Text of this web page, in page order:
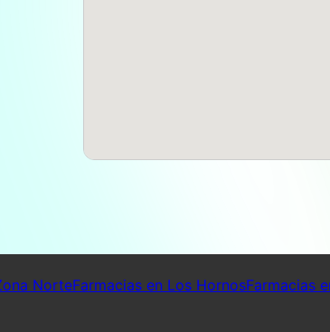
NorteFarmacias en Los HornosFarmacias